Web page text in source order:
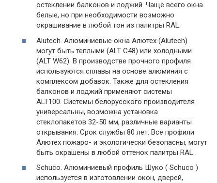
остеклении балконов и лоджий. Чаще всего окна
белые, но при необходимости возможно
окрашивание в любой тон из палитры RAL.
Alutech. Алюминиевые окна Алютех (Alutech)
могут быть теплыми (ALT C48) или холодными
(ALT W62). В производстве прочного профиля
используются сплавы на основе алюминия с
комплексом добавок. Также для остекления
балконов и лоджий применяют системы
ALT100. Системы белорусского производителя
универсальны, возможна установка
стеклопакетов 32-50 мм, различные варианты
открывания. Срок службы 80 лет. Все профили
Алютех пожаро- и экологически безопасны, могут
быть окрашены в любой оттенок палитры RAL.
Schuco. Алюминиевый профиль Шуко ( Schuco )
используется в изготовлении окон, дверей,